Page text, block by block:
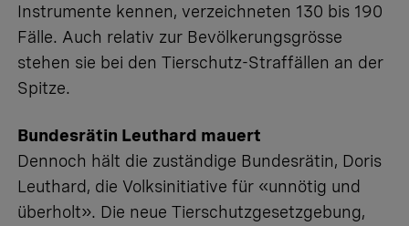
Instrumente kennen, verzeichneten 130 bis 190
Fälle. Auch relativ zur Bevölkerungsgrösse
stehen sie bei den Tierschutz-Straffällen an der
Spitze.
Bundesrätin Leuthard mauert
Dennoch hält die zuständige Bundesrätin, Doris
Leuthard, die Volksinitiative für «unnötig und
überholt». Die neue Tierschutzgesetzgebung,